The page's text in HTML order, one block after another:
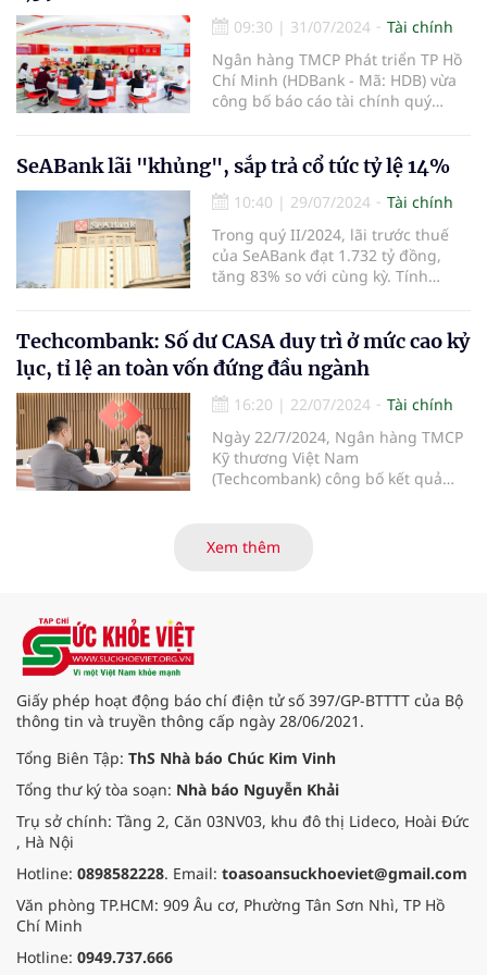
hài hòa lợi ích giữa ngân sách nhà
nước, ngành sản xuất và người
tiêu dùng.
09:30 | 31/07/2024
Tài chính
Ngân hàng TMCP Phát triển TP Hồ
Chí Minh (HDBank - Mã: HDB) vừa
công bố báo cáo tài chính quý
tăng 48,9% so với cùng kỳ. Các chỉ
tiêu hiệu quả và an toàn hoạt động
tiếp tục được nâng cao, khẳng
định hướng đi đúng của chiến
lược phát triển bền vững.
SeABank lãi "khủng", sắp trả cổ tức tỷ lệ 14%
10:40 | 29/07/2024
Tài chính
Trong quý II/2024, lãi trước thuế
của SeABank đạt 1.732 tỷ đồng,
tăng 83% so với cùng kỳ. Tính
61%. Ngoài ra, ngân hàng này
cũng chuẩn bị trả cổ tức cho cổ
đông tỷ lệ gần 14%.
Techcombank: Số dư CASA duy trì ở mức cao kỷ
lục, tỉ lệ an toàn vốn đứng đầu ngành
16:20 | 22/07/2024
Tài chính
Ngày 22/7/2024, Ngân hàng TMCP
Kỹ thương Việt Nam
(Techcombank) công bố kết quả
hạng mục kinh doanh cốt lõi, với
tổng thu nhập hoạt động và lợi
hàng tốt nhất Việt Nam” từ 3 tổ
chức uy tín hàng đầu thế giới là
Euromoney, FinanceAsia và Global
Finance.
Xem thêm
Giấy phép hoạt động báo chí điện tử số 397/GP-BTTTT của Bộ
thông tin và truyền thông cấp ngày 28/06/2021.
Tổng Biên Tập: ThS Nhà báo Chúc Kim Vinh
Tổng thư ký tòa soạn: Nhà báo Nguyễn Khải
Trụ sở chính: Tầng 2, Căn 03NV03, khu đô thị Lideco, Hoài Đức
, Hà Nội
Hotline: 0898582228. Email: toasoansuckhoeviet@gmail.com
Văn phòng TP.HCM: 909 Âu cơ, Phường Tân Sơn Nhì, TP Hồ
Chí Minh
Hotline: 0949.737.666